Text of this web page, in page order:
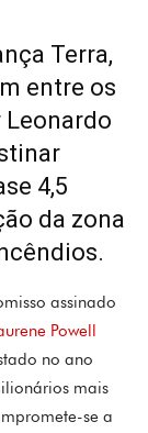
Terra,
entre os
Leonardo
4,5
da zona
assinado
Powell
no ano
mais
se a